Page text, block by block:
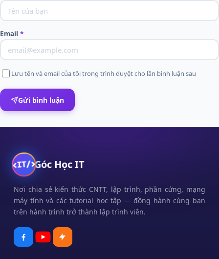
Email *
Lưu tên và email của tôi trong trình duyệt cho lần bình luận sau
Gửi bình luận
Góc Học IT
Nơi chia sẻ kiến thức CNTT, lập trình, phần cứng, mạng
máy tính và các tutorial học tập — đồng hành cùng bạn
trên hành trình trở thành lập trình viên.